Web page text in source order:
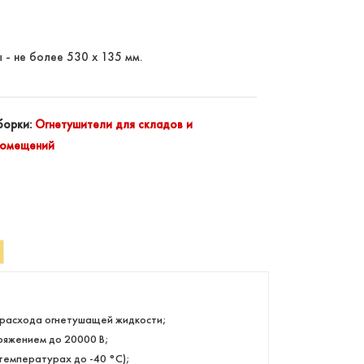
- не более 530 х 135 мм.
Огнетушители для складов и
огнетушащей жидкости;
до 20000 В;
до -40 °С);